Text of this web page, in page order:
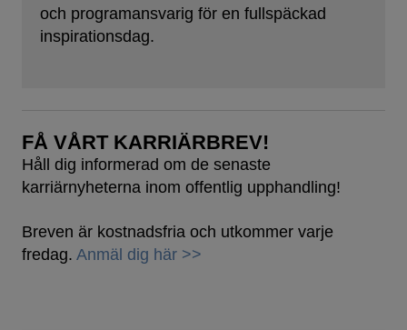
och programansvarig för en fullspäckad
inspirationsdag.
FÅ VÅRT KARRIÄRBREV!
Håll dig informerad om de senaste
karriärnyheterna inom offentlig upphandling!
Breven är kostnadsfria och utkommer varje
fredag. Anmäl dig här >>